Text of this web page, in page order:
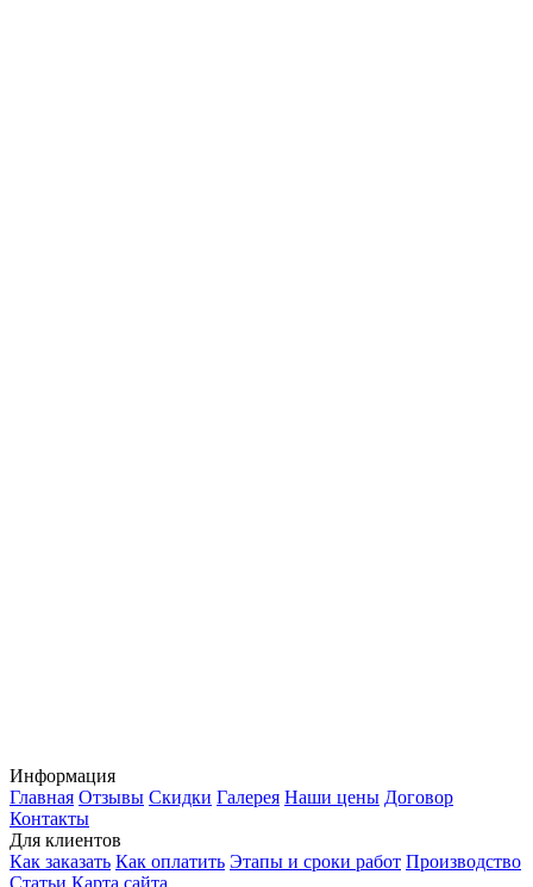
Информация
Главная Отзывы Скидки Галерея Наши цены Договор
Контакты
Для клиентов
Как заказать Как оплатить Этапы и сроки работ Производство
Статьи Карта сайта